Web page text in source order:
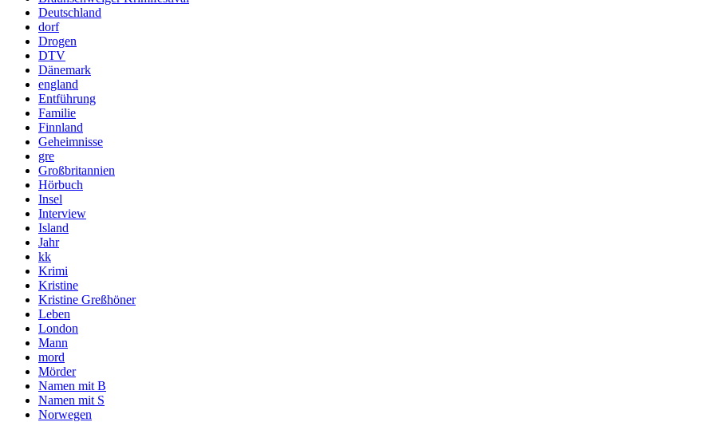
Deutschland
dorf
Drogen
DTV
Dänemark
england
Entführung
Familie
Finnland
Geheimnisse
gre
Großbritannien
Hörbuch
Insel
Interview
Island
Jahr
kk
Krimi
Kristine
Kristine Greßhöner
Leben
London
Mann
mord
Mörder
Namen mit B
Namen mit S
Norwegen